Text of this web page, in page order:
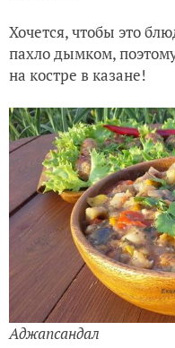
Хочется, чтобы это
пахло дымком,
на костре в казане!
Аджапсандал